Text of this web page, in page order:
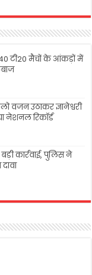
टी20 मैचों के आंकड़ों में
वजन उठाकर ज्ञानेश्वरी
नेशनल रिकॉर्ड
कार्रवाई, पुलिस ने